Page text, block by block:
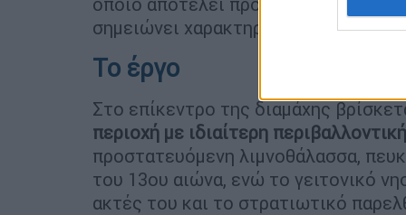
σημειώνει χαρακτηριστικά το
Το έργο
Στο επίκεντρο της διαμάχης
περιοχή με ιδιαίτερη
προστατευόμενη λιμνοθάλασσα,
του 13ου αιώνα, ενώ το γειτονικό
ακτές του και το στρατιωτικό